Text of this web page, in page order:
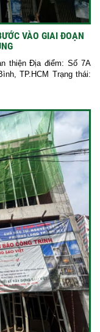
VÀO GIAI ĐOẠN
thiện Địa điểm: Số 7A
TP.HCM Trạng thái: